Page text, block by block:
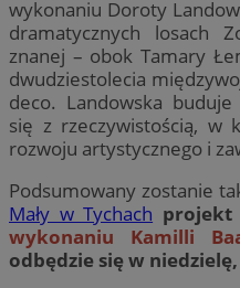
wykonaniu Doroty
dramatycznych losach
znanej – obok Tamary
dwudziestolecia
deco. Landowska
się z rzeczywistością, w
rozwoju artystycznego i
Podsumowany zostanie
Mały w Tychach projekt
wykonaniu Kamilli
odbędzie się w